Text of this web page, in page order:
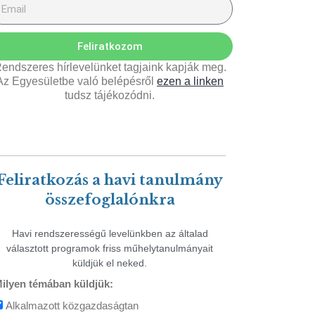
Feliratkozom
hírlevelünket tagjaink kapják meg.
Egyesületbe való belépésről ezen a linken
tudsz tájékozódni.
a havi tanulmány
összefoglalónkra
Havi rendszerességű levelünkben az általad
választott programok friss műhelytanulmányait
küldjük el neked.
témában küldjük:
Alkalmazott közgazdaságtan